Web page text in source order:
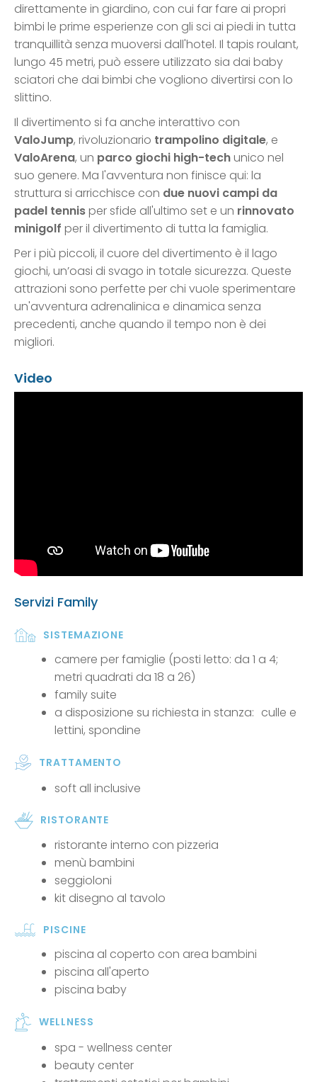
direttamente in giardino, con cui far fare ai propri
bimbi le prime esperienze con gli sci ai piedi in tutta
tranquillità senza muoversi dall'hotel. Il tapis roulant,
lungo 45 metri, può essere utilizzato sia dai baby
sciatori che dai bimbi che vogliono divertirsi con lo
slittino.
Il divertimento si fa anche interattivo con
ValoJump, rivoluzionario trampolino digitale, e
ValoArena, un parco giochi high-techunico nel
suo genere. Ma l'avventura non finisce qui: la
struttura si arricchisce con due nuovi campi da
padel tennisper sfide all'ultimo set e un rinnovato
minigolf per il divertimento di tutta la famiglia.
Per i più piccoli, il cuore del divertimento è il lago
giochi, un’oasi di svago in totale sicurezza. Queste
attrazioni sono perfette per chi vuole sperimentare
un'avventura adrenalinica e dinamica senza
precedenti, anche quando il tempo non è dei
migliori.
Video
Servizi Family
SISTEMAZIONE
camere per famiglie (posti letto: da 1 a 4;
metri quadrati da 18 a 26)
family suite
a disposizione su richiesta in stanza: culle e
lettini, spondine
TRATTAMENTO
soft all inclusive
RISTORANTE
ristorante interno con pizzeria
menù bambini
seggioloni
kit disegno al tavolo
PISCINE
piscina al coperto con area bambini
piscina all'aperto
piscina baby
WELLNESS
spa - wellness center
beauty center